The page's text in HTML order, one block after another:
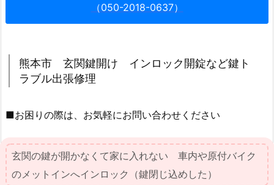
目
安
金
3.
熊
本
（050-2018-0637）
熊本市 玄関鍵開け インロック開錠など鍵ト
ラブル出張修理
■お困りの際は、お気軽にお問い合わせください
玄関の鍵が開かなくて家に入れない 車内や原付バイク
のメットインへインロック（鍵閉じ込めした）